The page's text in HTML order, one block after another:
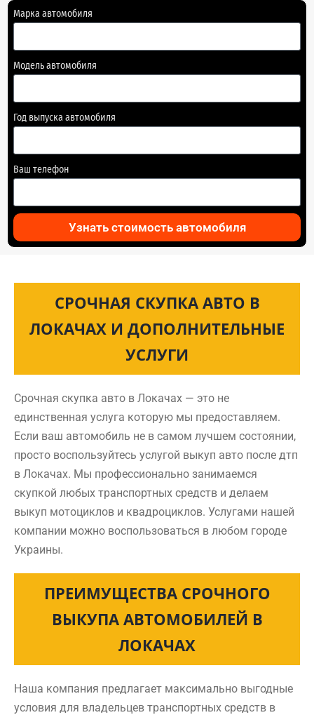
Марка автомобиля
Модель автомобиля
Год выпуска автомобиля
Ваш телефон
Узнать стоимость автомобиля
СРОЧНАЯ СКУПКА АВТО В
ЛОКАЧАХ И ДОПОЛНИТЕЛЬНЫЕ
УСЛУГИ
Срочная скупка авто в Локачах — это не
единственная услуга которую мы предоставляем.
Если ваш автомобиль не в самом лучшем состоянии,
просто воспользуйтесь услугой выкуп авто после дтп
в Локачах. Мы профессионально занимаемся
скупкой любых транспортных средств и делаем
выкуп мотоциклов и квадроциклов. Услугами нашей
компании можно воспользоваться в любом городе
Украины.
ПРЕИМУЩЕСТВА СРОЧНОГО
ВЫКУПА АВТОМОБИЛЕЙ В
ЛОКАЧАХ
Наша компания предлагает максимально выгодные
условия для владельцев транспортных средств в